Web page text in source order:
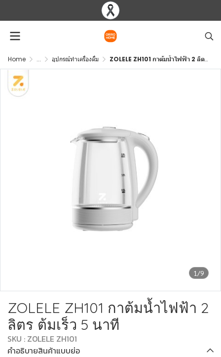
Home ... อุปกรณ์ทำเครื่องดื่ม ZOLELE ZH101 กาต้มน้ำไฟฟ้า 2 ลิตร ต้มเร็ว 5 นาที
1/9
ZOLELE ZH101 กาต้มน้ำไฟฟ้า 2
ลิตร ต้มเร็ว 5 นาที
SKU : ZOLELE ZH101
คำอธิบายสินค้าแบบย่อ